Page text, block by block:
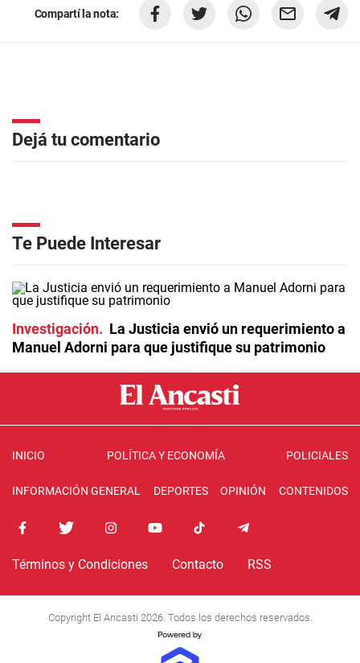
Compartí la nota:
Dejá tu comentario
Te Puede Interesar
Investigación
La Justicia envió un requerimiento a
Manuel Adorni para que justifique su patrimonio
INICIO POLÍTICA Y ECONOMÍA POLICIALES
INFORMACIÓN GENERAL DEPORTES OPINIÓN CONTENIDOS
Términos y Condiciones Contacto RSS
Copyright El Ancasti 2026. Todos los derechos reservados.